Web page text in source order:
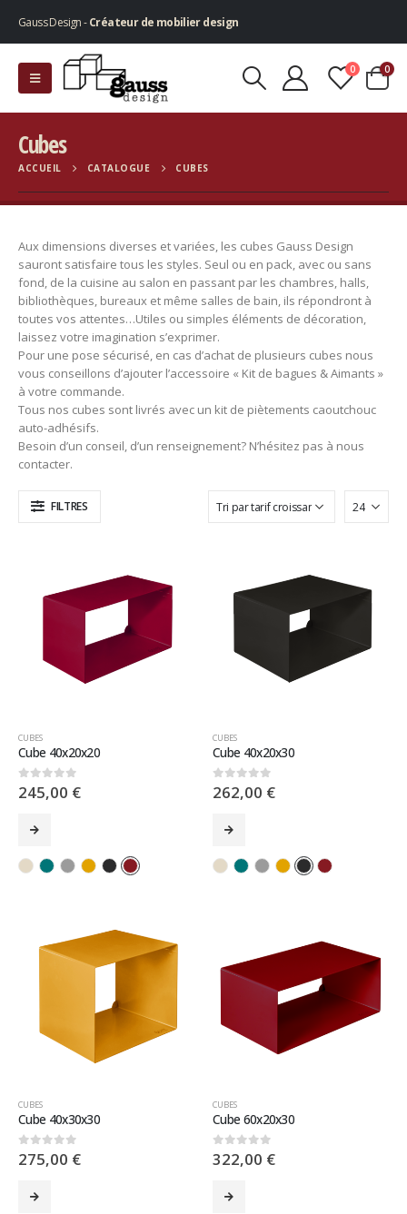
Gauss Design -Créateur de mobilier design
0 0
Cubes
ACCUEIL CATALOGUE CUBES
Aux dimensions diverses et variées, les cubes Gauss Design
sauront satisfaire tous les styles. Seul ou en pack, avec ou sans
fond, de la cuisine au salon en passant par les chambres, halls,
bibliothèques, bureaux et même salles de bain, ils répondront à
toutes vos attentes…Utiles ou simples éléments de décoration,
laissez votre imagination s’exprimer.
Pour une pose sécurisé, en cas d’achat de plusieurs cubes nous
vous conseillons d’ajouter l’accessoire « Kit de bagues & Aimants »
à votre commande.
Tous nos cubes sont livrés avec un kit de piètements caoutchouc
auto-adhésifs.
Besoin d’un conseil, d’un renseignement? N’hésitez pas à nous
contacter.
FILTRES
CUBES
Cube 40x20x20
0sur 5
245,00 €
CUBES
Cube 40x20x30
0sur 5
262,00 €
CUBES
Cube 40x30x30
0sur 5
275,00 €
CUBES
Cube 60x20x30
0sur 5
322,00 €